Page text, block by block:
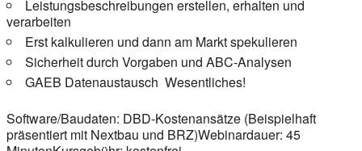
Leistungsbeschreibungen erstellen, erhalten und
verarbeiten
Erst kalkulieren und dann am Markt spekulieren
Sicherheit durch Vorgaben und ABC-Analysen
GAEB Datenaustausch Wesentliches!
Software/Baudaten: DBD-Kostenansätze (Beispielhaft
präsentiert mit Nextbau und BRZ)Webinardauer: 45